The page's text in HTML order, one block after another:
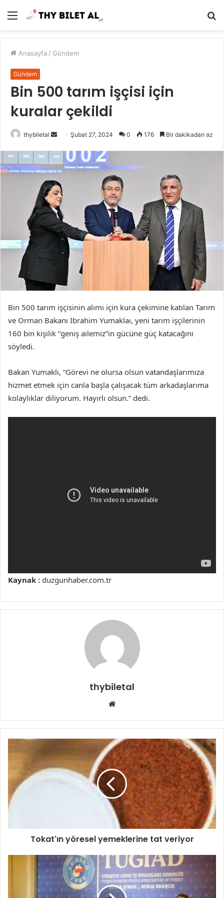
Menü
Anasayfa / Gündem
Gündem
Bin 500 tarım işçisi için
kuralar çekildi
thybiletal
Bir
posta
göndermek
Şubat 27, 2024 0 176 Bir dakikadan az
Bin 500 tarım işçisinin alımı için kura çekimine katılan Tarım
ve Orman Bakanı İbrahim Yumaklaı, yeni tarım işçilerinin
160 bin kişilik “geniş ailemiz”in gücüne güç katacağını
söyledi.
Bakan Yumaklı, “Görevi ne olursa olsun vatandaşlarımıza
hizmet etmek için canla başla çalışacak tüm arkadaşlarıma
kolaylıklar diliyorum. Hayırlı olsun.” dedi.
Kaynak : duzgunhaber.com.tr
thybiletal
Web
Tokat'ın yöresel yemeklerine tat veriyor